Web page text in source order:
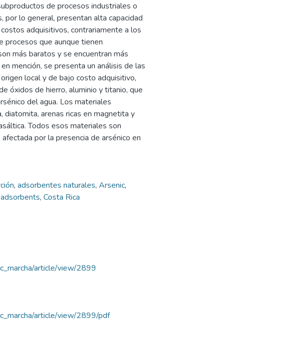
de procesos industriales o
lo general, presentan alta capacidad
adquisitivos, contrariamente a los
procesos que aunque tienen
más baratos y se encuentran más
mención, se presenta un análisis de las
local y de bajo costo adquisitivo,
óxidos de hierro, aluminio y titanio, que
del agua. Los materiales
diatomita, arenas ricas en magnetita y
Todos esos materiales son
por la presencia de arsénico en
, adsorbentes naturales, Arsenic,
, Costa Rica
article/view/2899
article/view/2899/pdf